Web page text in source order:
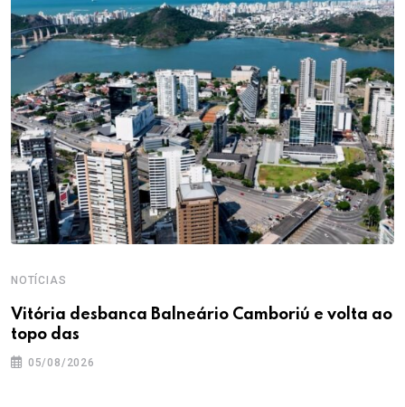
NOTÍCIAS
Vitória desbanca Balneário Camboriú e volta ao
topo das
05/08/2026